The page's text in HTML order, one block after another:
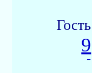
Гость
9
-